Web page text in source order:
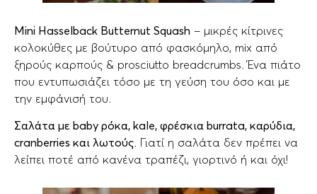
Mini Hasselback Butternut Squash – μικρές κίτρινες
κολοκύθες με βούτυρο από φασκόμηλo, mix από
ξηρούς καρπούς & prosciutto breadcrumbs. Ένα πιάτο
που εντυπωσιάζει τόσο με τη γεύση του όσο και με
την εμφάνισή του.
Σαλάτα με baby ρόκα, kale, φρέσκια burrata, καρύδια,
cranberries και λωτούς . Γιατί η σαλάτα δεν πρέπει να
λείπει ποτέ από κανένα τραπέζι, γιορτινό ή και όχι!